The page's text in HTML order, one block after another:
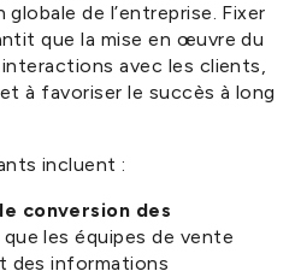
de l’entreprise. Fixer
que la mise en œuvre du
interactions avec les clients,
à favoriser le succès à long
incluent :
conversion des
que les équipes de vente
des informations